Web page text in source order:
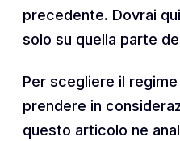
precedente. Dovrai
solo su quella parte
Per scegliere il
prendere in
questo articolo ne